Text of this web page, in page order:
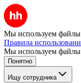
Мы используем файлы
Правила
Мы используем файлы
Понятно
Ищу сотрудника